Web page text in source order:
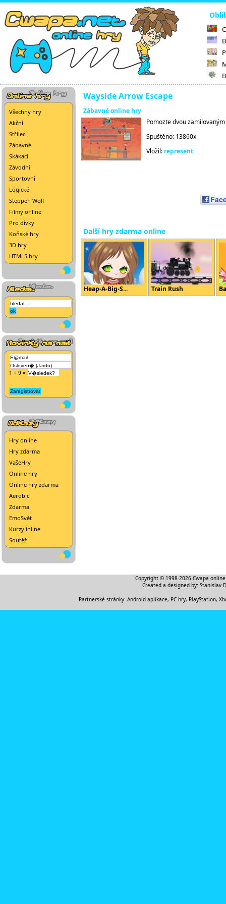
Všechny hry
Akční
Střílecí
Zábavné
Skákací
Závodní
Sportovní
Logické
Steppen Wolf
Filmy online
Pro dívky
Koňské hry
3D hry
HTML5 hry
1 + 9 =
Hry online
Hry zdarma
VašeHry
Online hry
Online hry zdarma
Aerobic
Zdarma
EmoSvět
Kurzy inline
Soutěž
Wayside Arrow Escape
Zábavné online hry
Pomozte dvou
Spuštěno: 13860x
Vložil: represent
Další hry zdarma online
Heap-A-Big-S... Train Rush
Copyright © 1998-2026 Cwapa
Created a designed by: Stanislav
Partnerské stránky: Android aplikace, PC hry, PlayStation,